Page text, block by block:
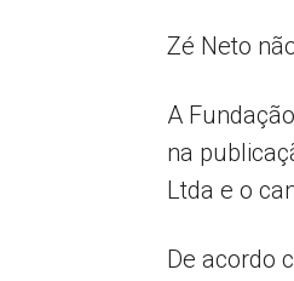
Zé Neto
A
na
Ltda e o
De acordo